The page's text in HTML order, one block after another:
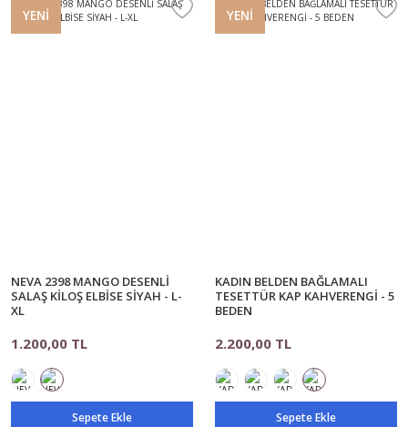
YENİ
NEVA 2398 MANGO DESENLİ
SALAŞ KİLOŞ ELBİSE SİYAH - L-
XL
1.200,00 TL
Sepete Ekle
YENİ
KADIN BELDEN BAĞLAMALI
TESETTÜR KAP KAHVERENGİ - 5
BEDEN
2.200,00 TL
Sepete Ekle